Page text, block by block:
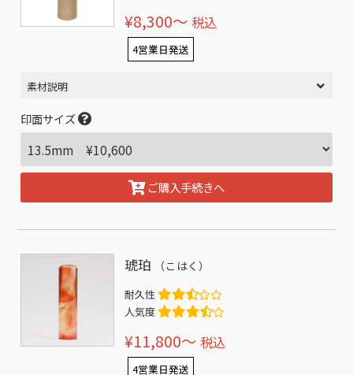
¥8,300〜 税込
4営業日発送
素材説明
印面サイズ
ご購入手続きへ
琥珀 （こはく）
耐久性
人気度
¥11,800〜 税込
4営業日発送